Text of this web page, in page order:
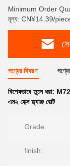
Minimum Order
মূল্য: CN¥14.39/
পণ্যের বিবরণ
বিশেষভাবে তুলে ধরা: M72
এম২ হেক্স ফ্ল্যাঞ্জ বোল্ট
Grade:
finish: